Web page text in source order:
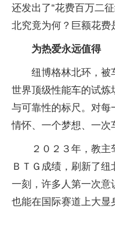
还发出了“花费百万二
北究竟为何？巨额花费
为热爱永远值得
纽博格林北环，被
世界顶级性能车的试炼
与可靠性的标尺。对每
情怀、一个梦想、一次
２０２３年，教
ＢＴＧ成绩，刷新了纽
一刻，许多人第一次意
也能在国际赛道上大显